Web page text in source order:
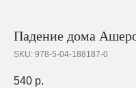
Падение дома
SKU: 978-5-04-188187-0
540 р.